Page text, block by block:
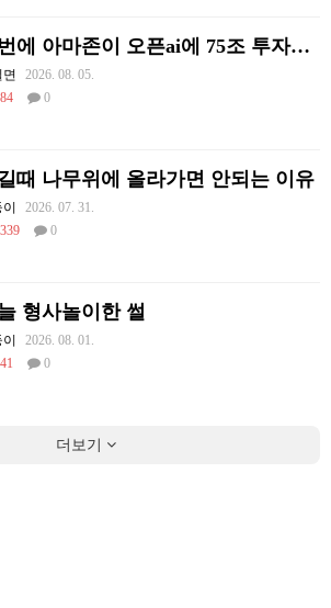
이번에 아마존이 오픈ai에 75조 투자한 이유
2026. 08. 05.
0
때 나무위에 올라가면 안되는 이유
2026. 07. 31.
0
형사놀이한 썰
2026. 08. 01.
0
더보기